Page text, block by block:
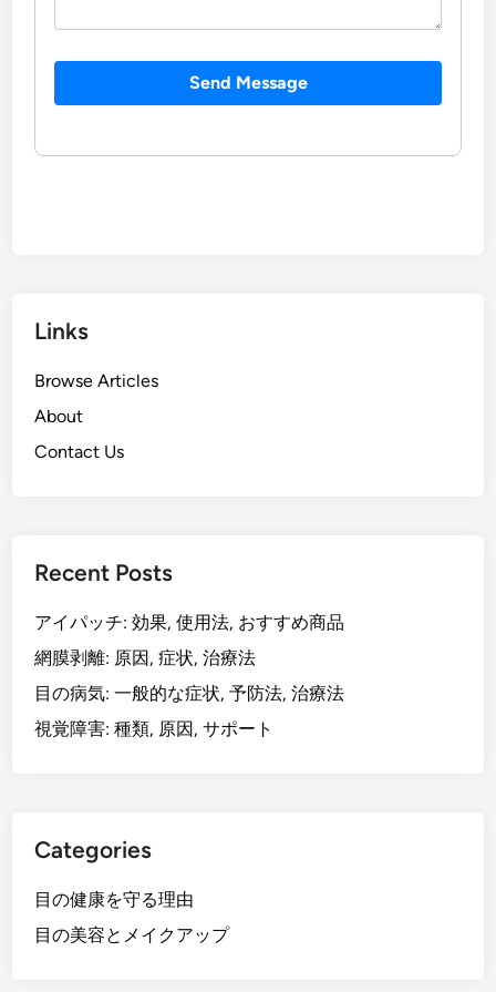
Send Message
Links
Browse Articles
About
Contact Us
Recent Posts
アイパッチ: 効果, 使用法, おすすめ商品
網膜剥離: 原因, 症状, 治療法
目の病気: 一般的な症状, 予防法, 治療法
視覚障害: 種類, 原因, サポート
Categories
目の健康を守る理由
目の美容とメイクアップ